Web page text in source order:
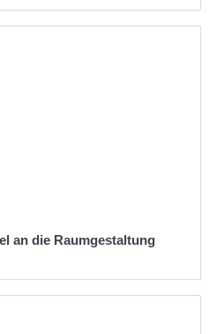
an die Raumgestaltung